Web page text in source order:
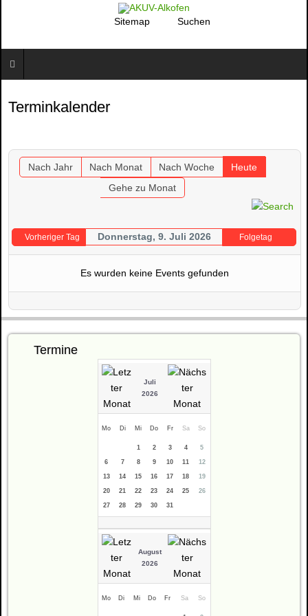
Sitemap Suchen
Terminkalender
Nach Jahr Nach Monat Nach Woche
Heute
Gehe zu Monat
Vorheriger Tag Donnerstag, 9. Juli 2026 Folgetag
Es wurden keine Events gefunden
Termine
Juli
2026
Mo Di Mi Do Fr Sa So
1 2 3 4 5
6 7 8 9 10 11 12
13 14 15 16 17 18 19
20 21 22 23 24 25 26
27 28 29 30 31
August
2026
Mo Di Mi Do Fr Sa So